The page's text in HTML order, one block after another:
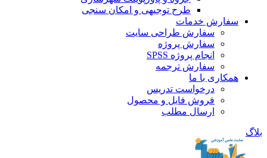
طرح توجیهی و امکان سنجی
سفارش خدمات
سفارش طراحی سایت
سفارش پروژه
انجام پروژه SPSS
سفارش ترجمه
همکاری با ما
درخواست تدریس
فروش فایل و محصول
ارسال مطلب